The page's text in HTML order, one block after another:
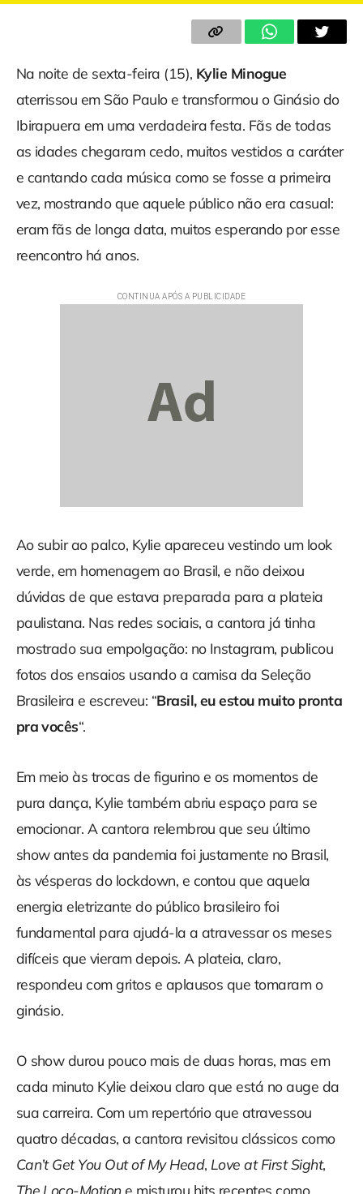
Na noite de sexta-feira (15), Kylie Minogue
aterrissou em São Paulo e transformou o Ginásio do
Ibirapuera em uma verdadeira festa. Fãs de todas
as idades chegaram cedo, muitos vestidos a caráter
e cantando cada música como se fosse a primeira
vez, mostrando que aquele público não era casual:
eram fãs de longa data, muitos esperando por esse
reencontro há anos.
Ao subir ao palco, Kylie apareceu vestindo um look
verde, em homenagem ao Brasil, e não deixou
dúvidas de que estava preparada para a plateia
paulistana. Nas redes sociais, a cantora já tinha
mostrado sua empolgação: no Instagram, publicou
fotos dos ensaios usando a camisa da Seleção
Brasileira e escreveu: “Brasil, eu estou muito pronta
pra vocês“.
Em meio às trocas de figurino e os momentos de
pura dança, Kylie também abriu espaço para se
emocionar. A cantora relembrou que seu último
show antes da pandemia foi justamente no Brasil,
às vésperas do lockdown, e contou que aquela
energia eletrizante do público brasileiro foi
fundamental para ajudá-la a atravessar os meses
difíceis que vieram depois. A plateia, claro,
respondeu com gritos e aplausos que tomaram o
ginásio.
O show durou pouco mais de duas horas, mas em
cada minuto Kylie deixou claro que está no auge da
sua carreira. Com um repertório que atravessou
quatro décadas, a cantora revisitou clássicos como
Can’t Get You Out of My Head, Love at First Sight,
The Loco-Motione misturou hits recentes como